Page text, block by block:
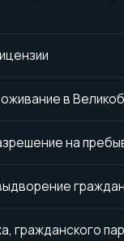
в
на
гражданского